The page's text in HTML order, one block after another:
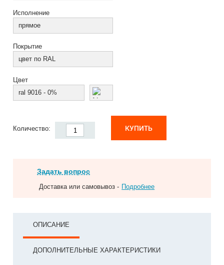
Исполнение
прямое
Покрытие
цвет по RAL
Цвет
ral 9016 - 0%
Количество: КУПИТЬ
Задать вопрос
Доставка или самовывоз - Подробнее
ОПИСАНИЕ
ДОПОЛНИТЕЛЬНЫЕ ХАРАКТЕРИСТИКИ